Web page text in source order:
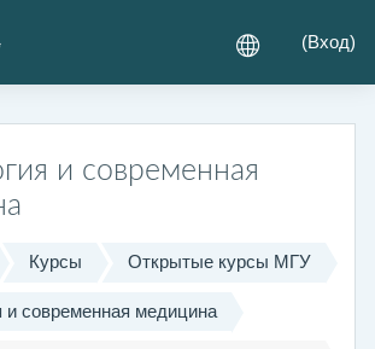
(Вход)
и современная
Курсы Открытые курсы МГУ
и современная медицина